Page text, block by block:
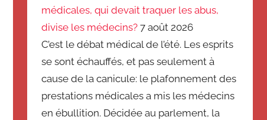
médicales, qui devait traquer les abus,
divise les médecins? 7 août 2026
C’est le débat médical de l’été. Les esprits
se sont échauffés, et pas seulement à
cause de la canicule: le plafonnement des
prestations médicales a mis les médecins
en ébullition. Décidée au parlement, la